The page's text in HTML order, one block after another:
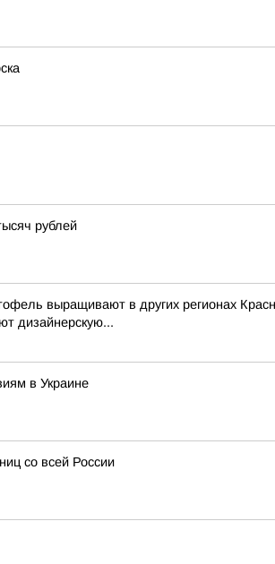
рублей
выращивают в других регионах
дизайнерскую...
в Украине
со всей России